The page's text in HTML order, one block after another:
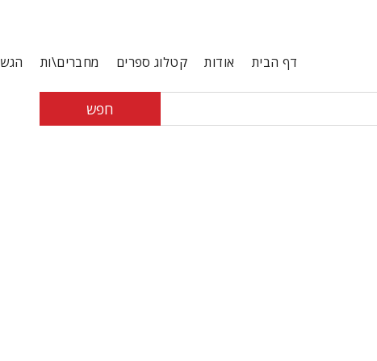
דף הבית אודות קטלוג ספרים מחברים\ות
חפש